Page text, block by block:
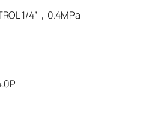
1/4”，0.4MPa